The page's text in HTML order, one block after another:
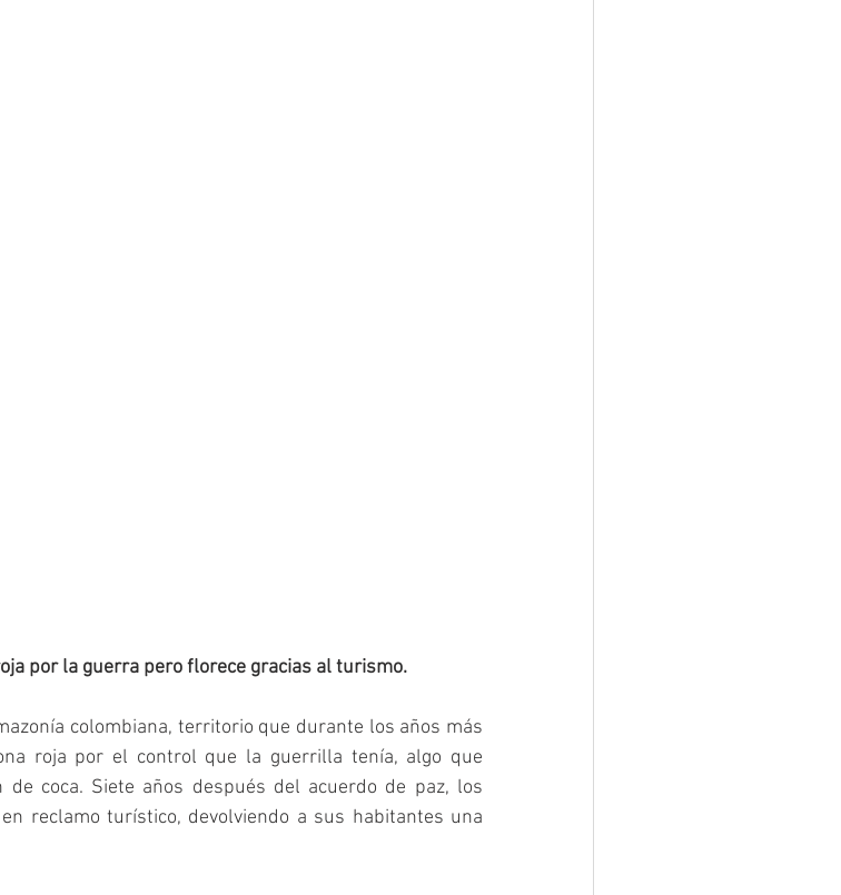
por la guerra pero florece gracias al turismo.
colombiana, territorio que durante los años más
roja por el control que la guerrilla tenía, algo que
coca. Siete años después del acuerdo de paz, los
reclamo turístico, devolviendo a sus habitantes una